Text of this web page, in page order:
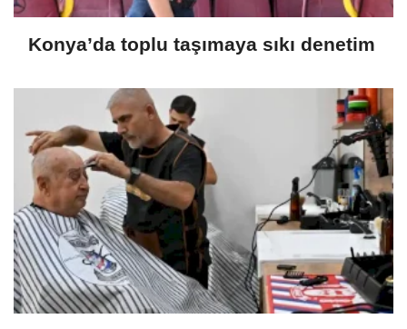
Konya’da toplu taşımaya sıkı denetim